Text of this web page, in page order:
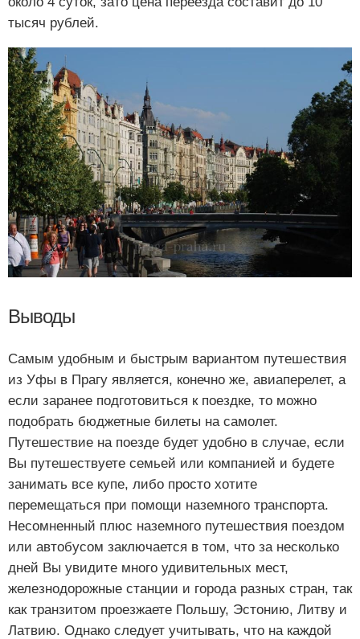
тысяч рублей.
Выводы
Самым удобным и быстрым вариантом путешествия
из Уфы в Прагу является, конечно же, авиаперелет, а
если заранее подготовиться к поездке, то можно
подобрать бюджетные билеты на самолет.
Путешествие на поезде будет удобно в случае, если
Вы путешествуете семьей или компанией и будете
занимать все купе, либо просто хотите
перемещаться при помощи наземного транспорта.
Несомненный плюс наземного путешествия поездом
или автобусом заключается в том, что за несколько
дней Вы увидите много удивительных мест,
железнодорожные станции и города разных стран, так
как транзитом проезжаете Польшу, Эстонию, Литву и
Латвию. Однако следует учитывать, что на каждой